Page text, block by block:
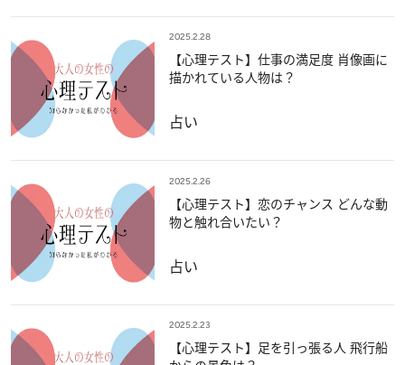
2025.2.28
【心理テスト】仕事の満足度 肖像画に
描かれている人物は？
占い
2025.2.26
【心理テスト】恋のチャンス どんな動
物と触れ合いたい？
占い
2025.2.23
【心理テスト】足を引っ張る人 飛行船